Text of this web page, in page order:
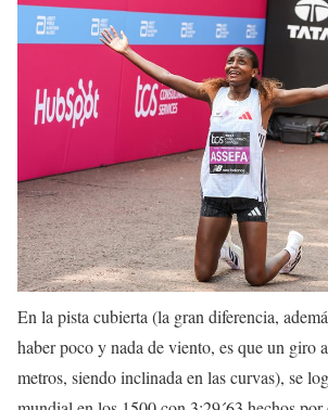
En la pista cubierta (la gran diferencia,
haber poco y nada de viento, es que un giro
metros, siendo inclinada en las curvas), se